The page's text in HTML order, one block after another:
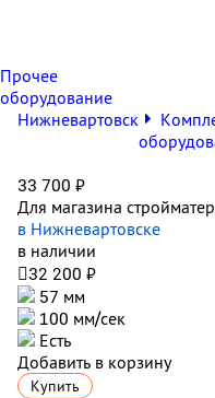
Прочее
оборудование
Нижневартовск
33 700 ₽
Для магазина
в Нижневартовске
в наличии
32 200 ₽
57 мм
100 мм/сек
Есть
Добавить в корзину
Купить